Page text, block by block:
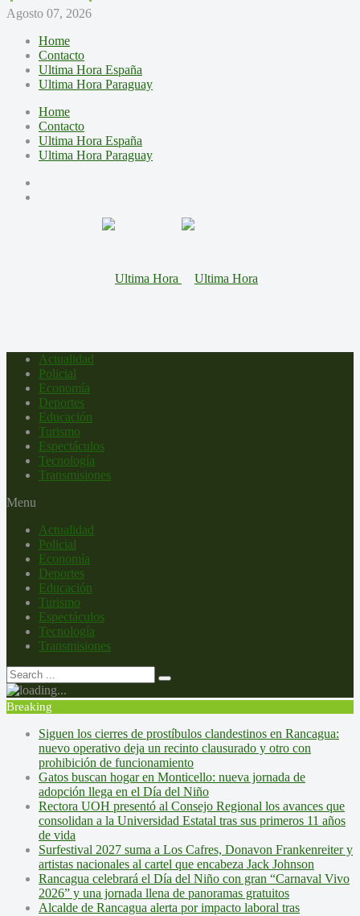
Agosto 07, 2026
Home
Contacto
Ultima Hora España
Ultima Hora Paraguay
Home
Contacto
Ultima Hora España
Ultima Hora Paraguay
Actualidad
Policial
Economía
Deportes
Educación
Turismo
Espectáculos
Tecnología
Transmisiones
Menu
Actualidad
Policial
Economía
Deportes
Educación
Turismo
Espectáculos
Tecnología
Transmisiones
Breaking
Siguen los cierres de prostíbulos clandestinos en Rancagua:
nuevo operativo deja un recinto clausurado y otro con
prohibición de funcionamiento
Gatos buscan hogar en Monticello: nueva jornada de
adopción llega en el Día del Niño
Rectora UOH presentó al Consejo Regional los avances que
consolidan a la Universidad Estatal tras sus primeros 11 años
de vida
Surfestival 2027 suma a Los Cafres, Donavon Frankenreiter y
artistas nacionales al cartel que encabeza Jack Johnson
Rancagua celebrará el Día del Niño con gran “Carnaval Vivo
2026” y una jornada llena de panoramas gratuitos
Alcalde de Rancagua alerta por impacto laboral tras